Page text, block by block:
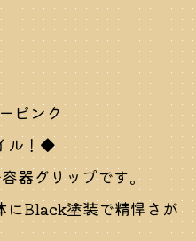
ピンク
ル！◆
器グリップです。
にBlack塗装で精悍さが